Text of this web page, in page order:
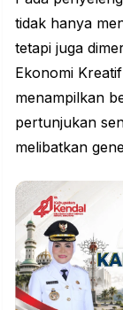
tidak hanya
tetapi juga
Ekonomi
menampilkan
pertunjukan
melibatkan